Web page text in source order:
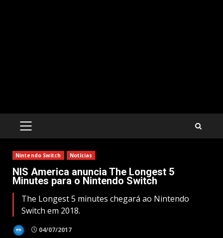
PRIMARY
Nintendo Switch Notícias
NIS America anuncia The Longest 5
Minutes para o Nintendo Switch
The Longest 5 minutes chegará ao Nintendo
Switch em 2018.
04/07/2017